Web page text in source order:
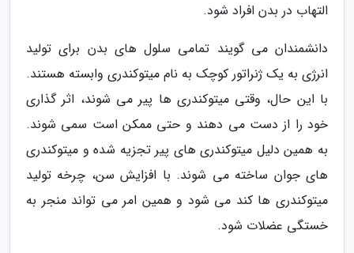
التهاب در بدن افراد شود.
دانشمندان می گویند تمامی سلول های بدن برای تولید
انرژی به یک ژنراتور کوچک به نام میتوکندری وابسته هستند.
با این حال، وقتی میتوکندری ها پیر می شوند، اثر گذاری
خود را از دست می دهند و حتی ممکن است سمی شوند.
به همین دلیل میتوکندری های پیر تجزیه شده و میتوکندری
های جوان ساخته می شوند. با افزایش سن، چرخه تولید
میتوکندری ها کند می شود و همین امر می تواند منجر به
خستگی عضلات شود.